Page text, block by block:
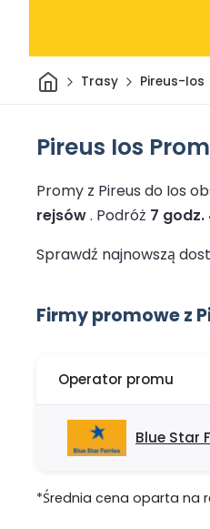
DomTrasy Pireus-Ios
Pireus Ios Prom
Promy z Pireus do Ios
rejsów. Podróż 7 godz.
Sprawdź najnowszą
Firmy promowe z
Operator promu
Blue Star
*Średnia cena oparta na